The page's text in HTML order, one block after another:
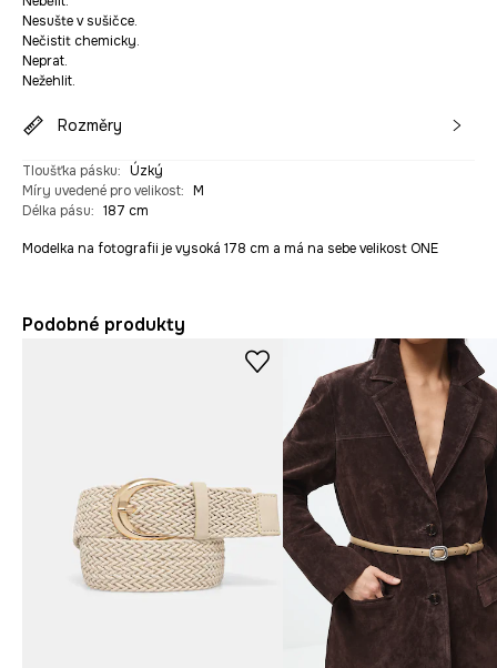
Nesušte v sušičce.
Nečistit chemicky.
Neprat.
Nežehlit.
Rozměry
Tloušťka pásku: Úzký
Míry uvedené pro velikost: M
Délka pásu: 187 cm
Modelka na fotografii je vysoká 178 cm a má na sebe velikost ONE
Podobné produkty